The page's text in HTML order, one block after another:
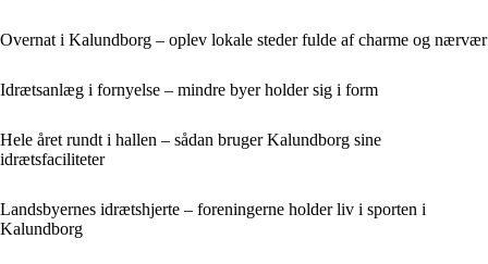
Overnat i Kalundborg – oplev lokale steder fulde af charme og nærvær
Idrætsanlæg i fornyelse – mindre byer holder sig i form
Hele året rundt i hallen – sådan bruger Kalundborg sine
idrætsfaciliteter
Landsbyernes idrætshjerte – foreningerne holder liv i sporten i
Kalundborg